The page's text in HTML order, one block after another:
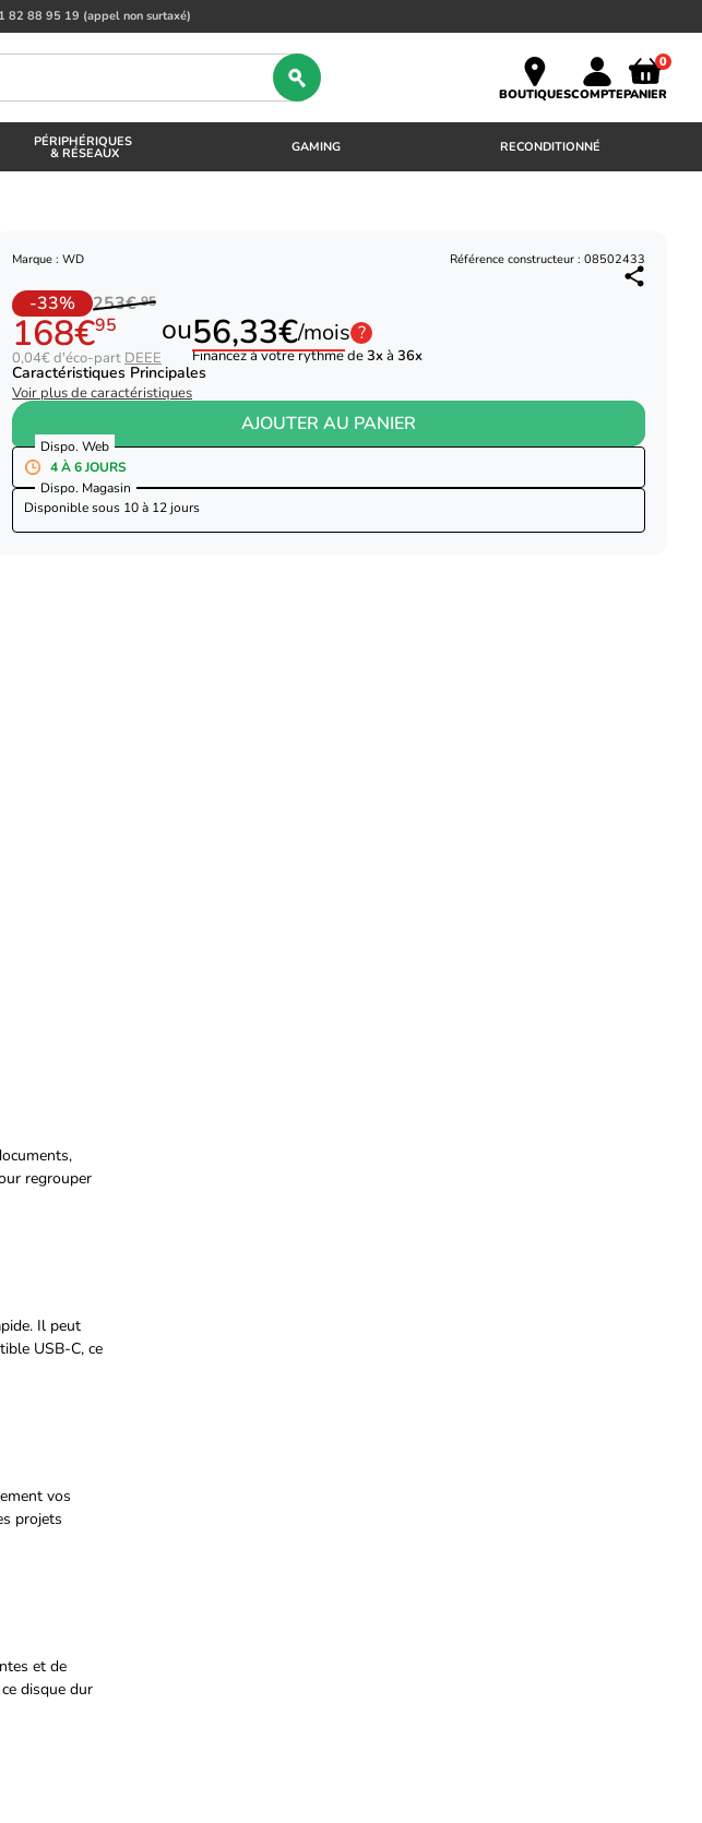
82 88 95 19 (appel non surtaxé)
BOUTIQUESCOMPTE
0
PANIER
PÉRIPHÉRIQUES
& RÉSEAUX GAMING RECONDITIONNÉ
Marque : WD Référence constructeur : 08502433
-33% 253€ 95
168€95
0,04€ d'éco-part DEEE
ou56,33€/mois ?
Financez à votre rythme de3xà 36x
Caractéristiques Principales
Voir plus de caractéristiques
AJOUTER AU PANIER
Dispo. Web
4 À 6 JOURS
Dispo. Magasin
Disponible sous 10 à 12 jours
regrouper
Il peut
USB-C, ce
vos
projets
et de
disque dur